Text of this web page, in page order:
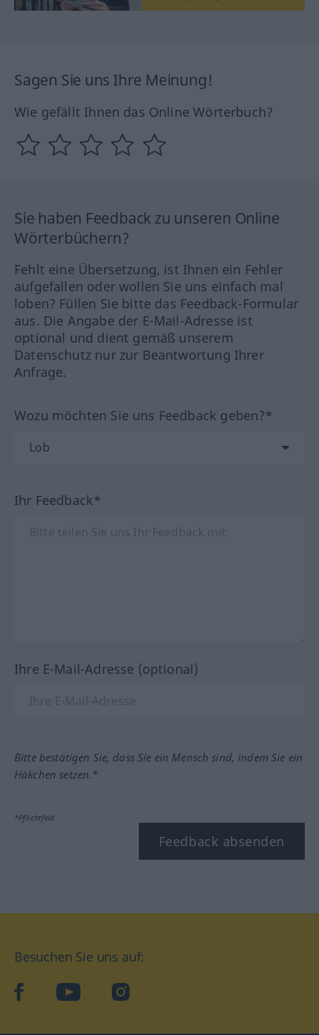
Sagen Sie uns Ihre Meinung!
Wie gefällt Ihnen das Online Wörterbuch?
Sie haben Feedback zu unseren Online
Wörterbüchern?
Fehlt eine Übersetzung, ist Ihnen ein Fehler
aufgefallen oder wollen Sie uns einfach mal
loben? Füllen Sie bitte das Feedback-Formular
aus. Die Angabe der E-Mail-Adresse ist
optional und dient gemäß unserem
Datenschutz nur zur Beantwortung Ihrer
Anfrage.
Wozu möchten Sie uns Feedback geben?*
Ihr Feedback*
Ihre E-Mail-Adresse (optional)
Bitte bestätigen Sie, dass Sie ein Mensch sind, indem Sie ein
Häkchen setzen.*
*Pflichtfeld
Feedback absenden
Besuchen Sie uns auf:
facebookYouTube Instagram